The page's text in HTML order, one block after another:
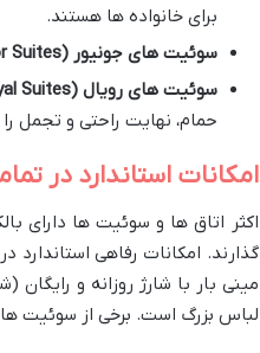
برای خانواده ها هستند.
سوئیت های جونیور (Junior Suites):
سوئیت های رویال (Royal Suites):
حمام، نهایت راحتی و تجمل
امکانات استاندارد در
اکثر اتاق ها و سوئیت ها دارای
مینی بار با شارژ روزانه و
لباس بزرگ است. برخی از سوئیت